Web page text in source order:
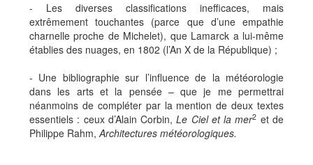
- Les diverses classifications inefficaces, mais
extrêmement touchantes (parce que d’une empathie
charnelle proche de Michelet), que Lamarck a lui-même
établies des nuages, en 1802 (l’An X de la République) ;
- Une bibliographie sur l’influence de la météorologie
dans les arts et la pensée – que je me permettrai
néanmoins de compléter par la mention de deux textes
essentiels : ceux d’Alain Corbin,Le Ciel et la mer2 et de
Philippe Rahm,Architectures météorologiques.